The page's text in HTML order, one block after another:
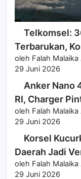
Telkomsel:
Terbarukan,
oleh Falah Malaika
29 Juni 2026
Anker Nano
RI, Charger
oleh Falah Malaika
29 Juni 2026
Korsel
Daerah Jadi
oleh Falah Malaika
29 Juni 2026